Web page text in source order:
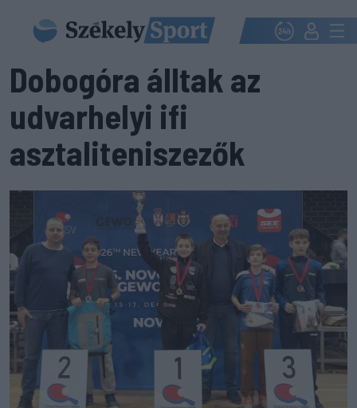
Dobogóra álltak az
udvarhelyi ifi
asztaliteniszezők